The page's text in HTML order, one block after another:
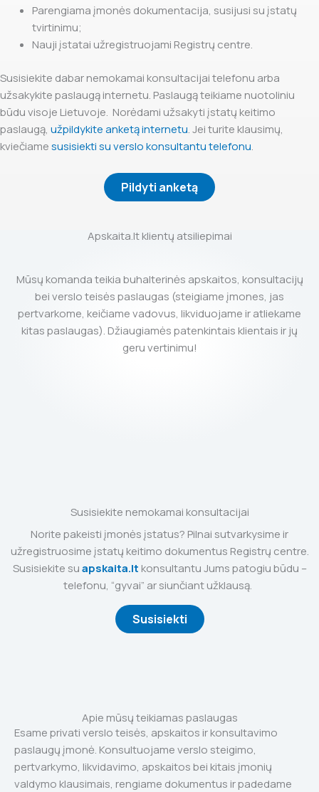
Parengiama įmonės dokumentacija, susijusi su įstatų
tvirtinimu;
Nauji įstatai užregistruojami Registrų centre.
Susisiekite dabar nemokamai konsultacijai telefonu arba
užsakykite paslaugą internetu. Paslaugą teikiame nuotoliniu
būdu visoje Lietuvoje. Norėdami užsakyti įstatų keitimo
paslaugą, užpildykite anketą internetu. Jei turite klausimų,
kviečiamesusisiekti su verslo konsultantu telefonu.
Pildyti anketą
Apskaita.lt klientų atsiliepimai
Mūsų komanda teikia buhalterinės apskaitos, konsultacijų
bei verslo teisės paslaugas (steigiame įmones, jas
pertvarkome, keičiame vadovus, likviduojame ir atliekame
kitas paslaugas). Džiaugiamės patenkintais klientais ir jų
geru vertinimu!
Susisiekite nemokamai konsultacijai
Norite pakeisti įmonės įstatus? Pilnai sutvarkysime ir
užregistruosime įstatų keitimo dokumentus Registrų centre.
Susisiekite suapskaita.lt konsultantu Jums patogiu būdu –
telefonu, “gyvai” ar siunčiant užklausą.
Susisiekti
Apie mūsų teikiamas paslaugas
Esame privati verslo teisės, apskaitos ir konsultavimo
paslaugų įmonė. Konsultuojame verslo steigimo,
pertvarkymo, likvidavimo, apskaitos bei kitais įmonių
valdymo klausimais, rengiame dokumentus ir padedame